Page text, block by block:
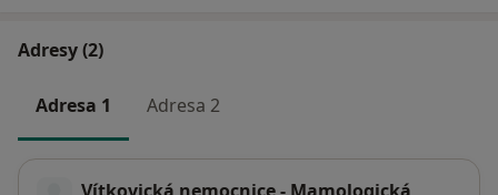
Adresy (2)
Adresa 1 Adresa 2